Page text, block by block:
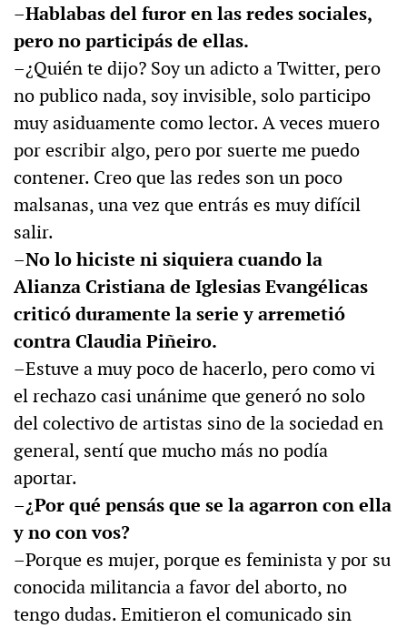
–Hablabas del furor en las redes sociales,
pero no participás de ellas.
–¿Quién te dijo? Soy un adicto a Twitter, pero
no publico nada, soy invisible, solo participo
muy asiduamente como lector. A veces muero
por escribir algo, pero por suerte me puedo
contener. Creo que las redes son un poco
malsanas, una vez que entrás es muy difícil
salir.
–No lo hiciste ni siquiera cuando la
Alianza Cristiana de Iglesias Evangélicas
criticó duramente la serie y arremetió
contra Claudia Piñeiro.
–Estuve a muy poco de hacerlo, pero como vi
el rechazo casi unánime que generó no solo
del colectivo de artistas sino de la sociedad en
general, sentí que mucho más no podía
aportar.
–¿Por qué pensás que se la agarron con ella
y no con vos?
–Porque es mujer, porque es feminista y por su
conocida militancia a favor del aborto, no
tengo dudas. Emitieron el comunicado sin